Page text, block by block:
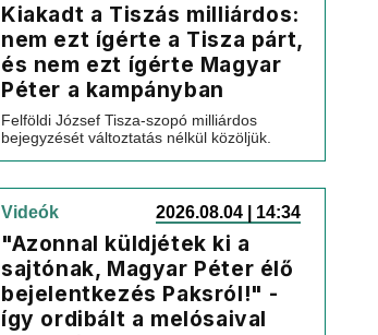
Kiakadt a Tiszás milliárdos:
nem ezt ígérte a Tisza párt,
és nem ezt ígérte Magyar
Péter a kampányban
Felföldi József Tisza-szopó milliárdos
bejegyzését változtatás nélkül közöljük.
Videók 2026.08.04 | 14:34
"Azonnal küldjétek ki a
sajtónak, Magyar Péter élő
bejelentkezés Paksról!" -
így ordibált a melósaival